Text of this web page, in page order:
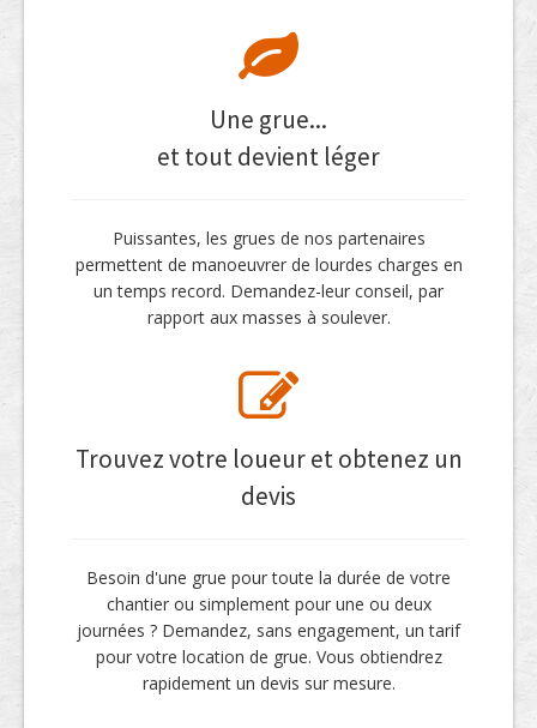
Une grue...
et tout devient léger
Puissantes, les grues de nos partenaires
permettent de manoeuvrer de lourdes charges en
un temps record. Demandez-leur conseil, par
rapport aux masses à soulever.
Trouvez votre loueur et obtenez un
devis
Besoin d'une grue pour toute la durée de votre
chantier ou simplement pour une ou deux
journées ? Demandez, sans engagement, un tarif
pour votre location de grue. Vous obtiendrez
rapidement un devis sur mesure.